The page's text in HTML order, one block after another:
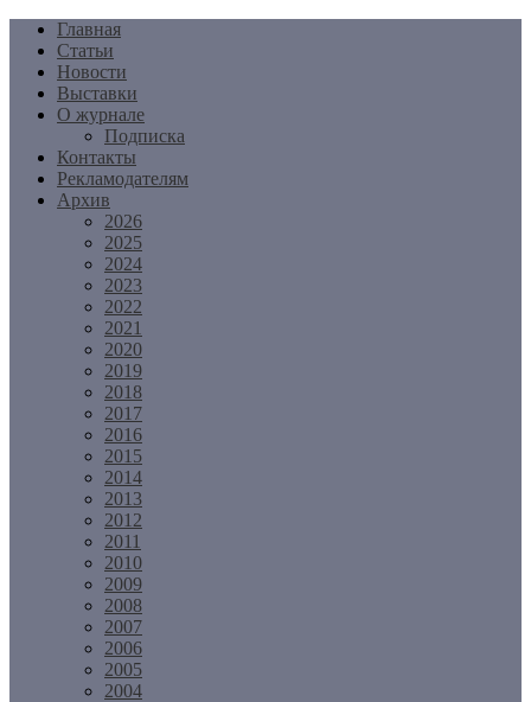
Перейти
содержимому
Главная
Статьи
Новости
Выставки
О журнале
Подписка
Контакты
Рекламодателям
Архив
2026
2025
2024
2023
2022
2021
2020
2019
2018
2017
2016
2015
2014
2013
2012
2011
2010
2009
2008
2007
2006
2005
2004